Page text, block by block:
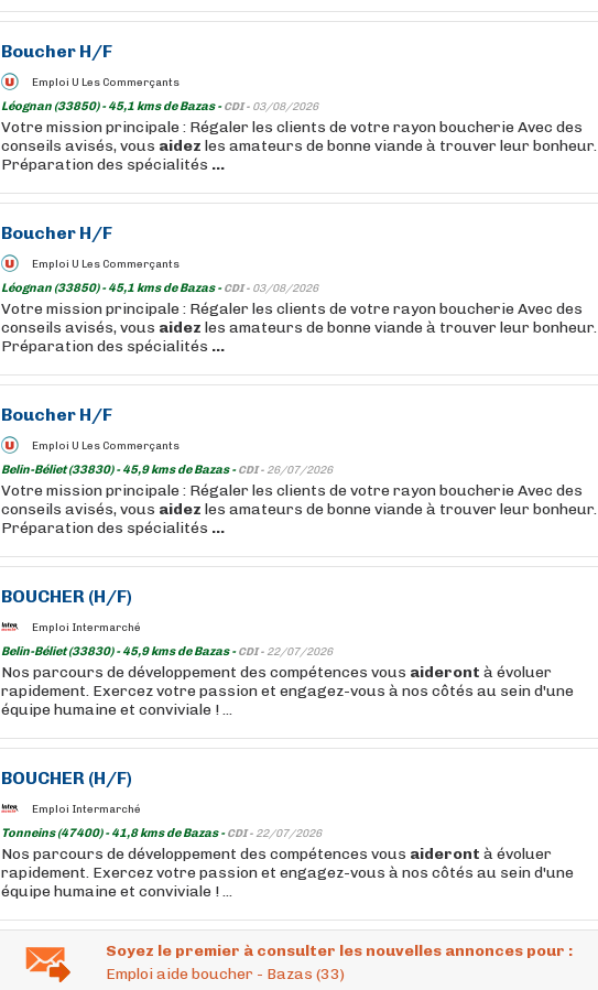
Boucher H/F
Emploi U Les Commerçants
Léognan (33850) - 45,1 kms de Bazas -CDI - 03/08/2026
Votre mission principale : Régaler les clients de votre rayon boucherie Avec des
conseils avisés, vous aidez les amateurs de bonne viande à trouver leur bonheur.
Préparation des spécialités ...
Boucher H/F
Emploi U Les Commerçants
Léognan (33850) - 45,1 kms de Bazas -CDI - 03/08/2026
Votre mission principale : Régaler les clients de votre rayon boucherie Avec des
conseils avisés, vous aidez les amateurs de bonne viande à trouver leur bonheur.
Préparation des spécialités ...
Boucher H/F
Emploi U Les Commerçants
Belin-Béliet (33830) - 45,9 kms de Bazas -CDI - 26/07/2026
Votre mission principale : Régaler les clients de votre rayon boucherie Avec des
conseils avisés, vous aidez les amateurs de bonne viande à trouver leur bonheur.
Préparation des spécialités ...
BOUCHER (H/F)
Emploi Intermarché
Belin-Béliet (33830) - 45,9 kms de Bazas -CDI - 22/07/2026
Nos parcours de développement des compétences vous aideront à évoluer
rapidement. Exercez votre passion et engagez-vous à nos côtés au sein d'une
équipe humaine et conviviale ! ...
BOUCHER (H/F)
Emploi Intermarché
Tonneins (47400) - 41,8 kms de Bazas -CDI - 22/07/2026
Nos parcours de développement des compétences vous aideront à évoluer
rapidement. Exercez votre passion et engagez-vous à nos côtés au sein d'une
équipe humaine et conviviale ! ...
Soyez le premier à consulter les nouvelles annonces pour :
Emploi aide boucher - Bazas (33)